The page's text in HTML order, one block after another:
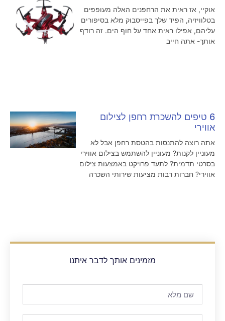
אוקיי, אז ראית את הרחפנים האלה מעופפים
בטלוויזיה, הפיד שלך בפייסבוק מלא בסיפורים
עליהם, אפילו ראית אחד על חוף הים. זה רודף
אותך- אתה חייב
6 טיפים להשכרת רחפן לצילום
אווירי
אתה רוצה להתנסות בהטסת רחפן אבל לא
מעוניין לקנות? מעוניין להשתמש בצילום אווירי
בסרטי תדמית? לתעד פרויקט באמצעות צילום
אווירי? חברות רבות מציעות שירותי השכרה
מזמינים אותך לדבר איתנו